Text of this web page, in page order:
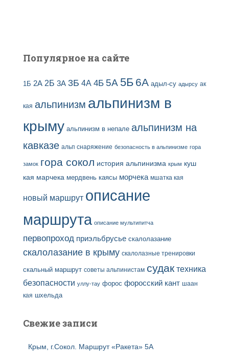
Популярное на сайте
1Б 2А 2Б 3А 3Б 4А 4Б 5А 5Б 6А адыл-су адырсу ак
кая альпинизм альпинизм в
крыму альпинизм в непале альпинизм на
кавказе альп снаряжение безопасность в альпинизме гора
замок гора сокол история альпинизма крым куш
кая марчека мердвень каясы морчека мшатка кая
новый маршрут описание
маршрута описание мультипитча
первопроход приэльбрусье скалолазание
скалолазание в крыму скалолазные тренировки
скальный маршрут советы альпинистам судак техника
безопасности уллу-тау форос форосский кант шаан
кая шхельда
Свежие записи
Крым, г.Сокол. Маршрут «Ракета» 5А